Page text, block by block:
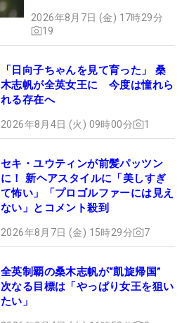
2026年8月7日 (金) 17時29分
19
「日向子ちゃんを見て育った」 桑
木志帆が全英女王に 今度は憧れら
れる存在へ
2026年8月4日 (火) 09時00分 1
セキ・ユウティンが前髪パッツン
に！ 新ヘアスタイルに「美しすぎ
て怖い」「プロゴルファーには見え
ない」とコメント殺到
2026年8月7日 (金) 15時29分 7
全英制覇の桑木志帆が“凱旋帰国”
次なる目標は「やっぱり女王を狙い
たい」